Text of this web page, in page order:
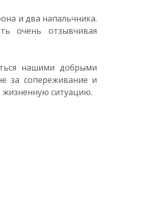
и два напальчника.
очень отзывчивая
нашими добрыми
за сопереживание и
ситуацию.